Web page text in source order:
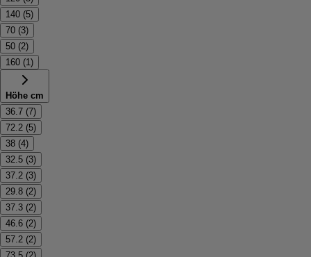
140 (5)
70 (3)
50 (2)
160 (1 )
Höhe cm
36.7 (7)
72.2 (5)
38 (4)
32.5 (3)
37.2 (3)
29.8 (2)
37.3 (2)
46.6 (2)
57.2 (2)